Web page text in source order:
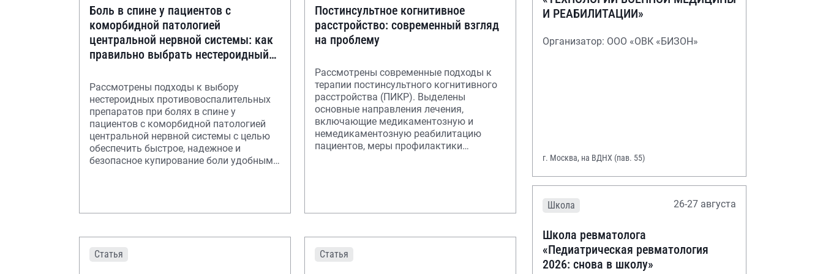
Боль в спине у пациентов с
коморбидной патологией
центральной нервной системы: как
правильно выбрать нестероидный
Рассмотрены подходы к выбору
нестероидных противовоспалительных
препаратов при болях в спине у
пациентов с коморбидной патологией
центральной нервной системы с целью
обеспечить быстрое, надежное и
безопасное купирование боли удобным
Постинсультное когнитивное
расстройство: современный взгляд
на проблему
Рассмотрены современные подходы к
терапии постинсультного когнитивного
расстройства (ПИКР). Выделены
основные направления лечения,
включающие медикаментозную и
немедикаментозную реабилитацию
пациентов, меры профилактики
Статья Статья
И РЕАБИЛИТАЦИИ»
Организатор: ООО «ОВК «БИЗОН»
г. Москва, на ВДНХ (пав. 55)
Школа 26-27 августа
Школа ревматолога
«Педиатрическая ревматология
2026: снова в школу»